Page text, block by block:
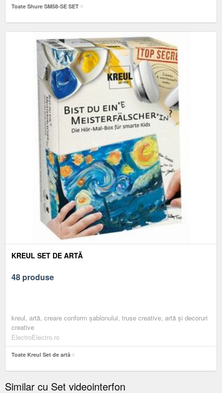
Toate Shure SM58-SE SET
KREUL SET DE ARTĂ
48 produse
kreul, artă, creare conform șablonului, truse creative, artă și decoruri
creative
ElectroElectro.ro
Toate Kreul Set de artă
Similar cu Set videointerfon